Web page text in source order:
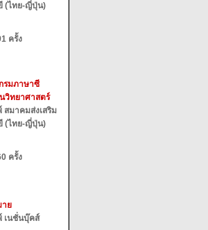
(ไทย-ญี่ปุ่น)
ครั้ง
รมภาษาซี
วิทยาศาสตร์
สมาคมส่งเสริม
(ไทย-ญี่ปุ่น)
ครั้ง
ย
เนชั่นบุ๊คส์